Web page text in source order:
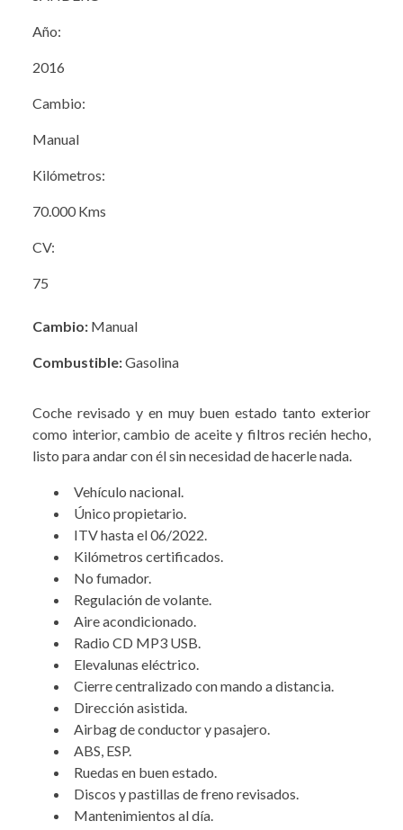
Año:
2016
Cambio:
Manual
Kilómetros:
70.000 Kms
CV:
75
Cambio: Manual
Combustible:Gasolina
Coche revisado y en muy buen estado tanto exterior
como interior, cambio de aceite y filtros recién hecho,
listo para andar con él sin necesidad de hacerle nada.
Vehículo nacional.
Único propietario.
ITV hasta el 06/2022.
Kilómetros certificados.
No fumador.
Regulación de volante.
Aire acondicionado.
Radio CD MP3 USB.
Elevalunas eléctrico.
Cierre centralizado con mando a distancia.
Dirección asistida.
Airbag de conductor y pasajero.
ABS, ESP.
Ruedas en buen estado.
Discos y pastillas de freno revisados.
Mantenimientos al día.